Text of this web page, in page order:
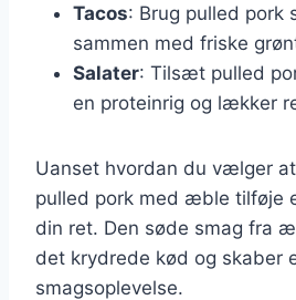
Tacos: Brug pulled pork
sammen med friske
Salater: Tilsæt pulled
en proteinrig og lækker
Uanset hvordan du vælger
pulled pork med æble tilføje
din ret. Den søde smag fra
det krydrede kød og skaber
smagsoplevelse.